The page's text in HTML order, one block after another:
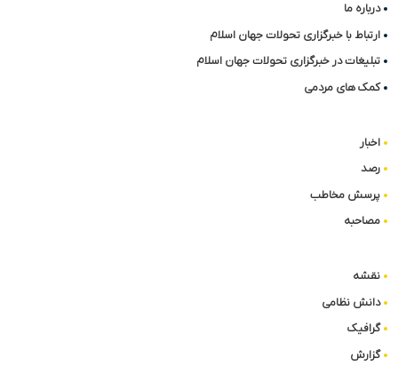
درباره ما
ارتباط با خبرگزاری تحولات جهان اسلام
تبلیغات در خبرگزاری تحولات جهان اسلام
کمک های مردمی
اخبار
رصد
پرسش مخاطب
مصاحبه
نقشه
دانش نظامی
گرافیک
گزارش